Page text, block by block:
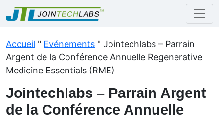
Accueil " Evénements " Jointechlabs – Parrain
Argent de la Conférence Annuelle Regenerative
Medicine Essentials (RME)
Jointechlabs – Parrain Argent
de la Conférence Annuelle